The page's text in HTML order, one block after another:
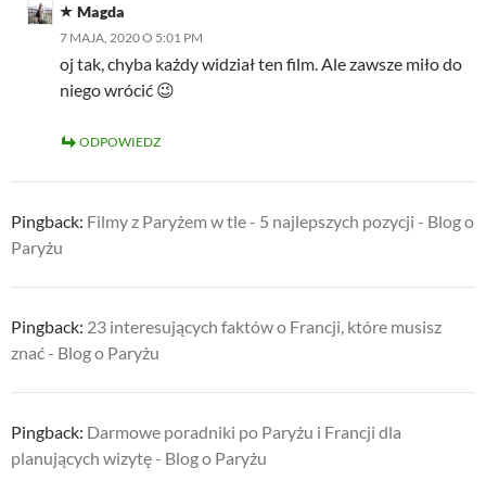
Magda
7 MAJA, 2020 O 5:01 PM
oj tak, chyba każdy widział ten film. Ale zawsze miło do
niego wrócić 😉
ODPOWIEDZ
Pingback: Filmy z Paryżem w tle - 5 najlepszych pozycji - Blog o
Paryżu
Pingback: 23 interesujących faktów o Francji, które musisz
znać - Blog o Paryżu
Pingback: Darmowe poradniki po Paryżu i Francji dla
planujących wizytę - Blog o Paryżu